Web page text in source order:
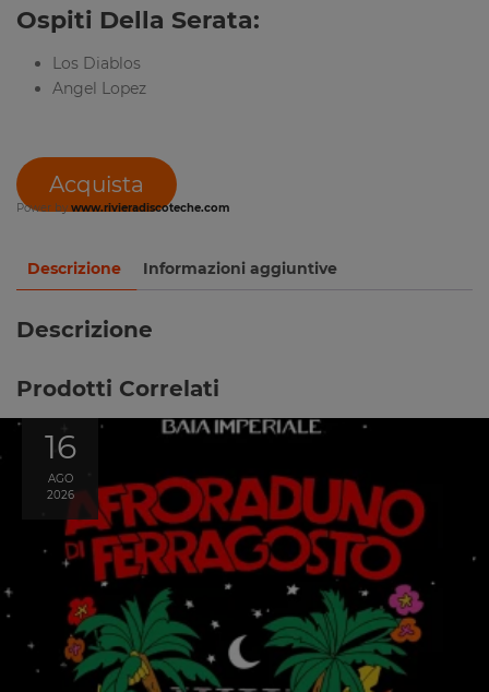
Ospiti Della Serata:
Los Diablos
Angel Lopez
Acquista
Power by www.rivieradiscoteche.com
Descrizione Informazioni aggiuntive
Descrizione
Prodotti Correlati
16
AGO
2026